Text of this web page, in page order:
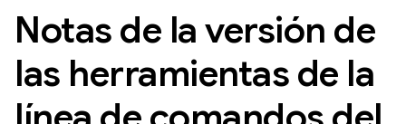
Notas de la versión de
las herramientas de la